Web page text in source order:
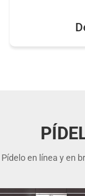
Pídelo en línea y en